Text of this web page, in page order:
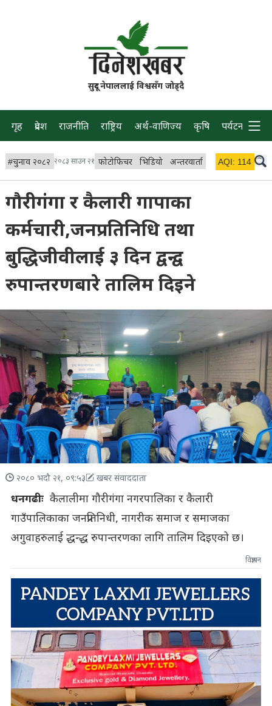
सुदूर नेपाललाई विश्वसँग जोड्दै
गृह प्रदेश राजनीति राष्ट्रिय अर्थ-वाणिज्य कृषि पर्यटन प्रवास
#चुनाव २०८२ २०८३ साउन २१ फोटोफिचर भिडियो अन्तरवार्ता विचार/ब्लग
AQI: 114
गौरीगंगा र कैलारी गापाका
कर्मचारी,जनप्रतिनिधि तथा
बुद्धिजीवीलाई ३ दिन द्वन्द्व
रुपान्तरणबारे तालिम दिइने
२०८० भदौ २१, ०९:५३ खबर संवाददाता
धनगढीःकैलालीमा गौरीगंगा नगरपालिका र कैलारी
गाउँपालिकाका जनप्रतिनिधी, नागरीक समाज र समाजका
अगुवाहरुलाई द्धन्द्ध रुपान्तरणका लागि तालिम दिइएको छ।
विज्ञापन